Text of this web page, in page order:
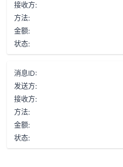
接收方:
方法:
金额:
状态:
消息ID:
发送方:
接收方:
方法:
金额:
状态: